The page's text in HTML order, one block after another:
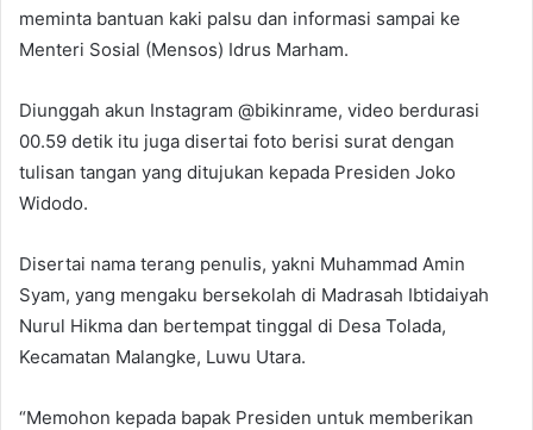
meminta bantuan kaki palsu dan informasi sampai ke
Menteri Sosial (Mensos) Idrus Marham.
Diunggah akun Instagram @bikinrame, video berdurasi
00.59 detik itu juga disertai foto berisi surat dengan
tulisan tangan yang ditujukan kepada Presiden Joko
Widodo.
Disertai nama terang penulis, yakni Muhammad Amin
Syam, yang mengaku bersekolah di Madrasah Ibtidaiyah
Nurul Hikma dan bertempat tinggal di Desa Tolada,
Kecamatan Malangke, Luwu Utara.
“Memohon kepada bapak Presiden untuk memberikan